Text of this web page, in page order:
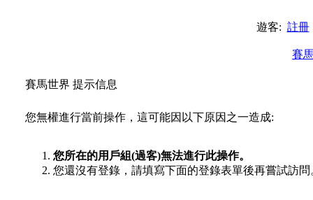
遊客: 註冊
賽
賽馬世界 提示信息
您無權進行當前操作，這可能因以下原因之一造成:
您所在的用戶組(過客)無法進行此操作。
您還沒有登錄，請填寫下面的登錄表單後再嘗試訪問